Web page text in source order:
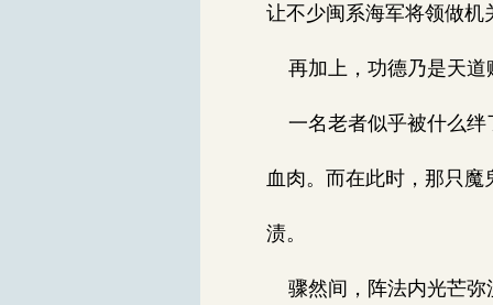
让不少闽系海军将领做机
再加上，功德乃是天道
一名老者似乎被什么绊
血肉。而在此时，那只
渍。
骤然间，阵法内光芒弥